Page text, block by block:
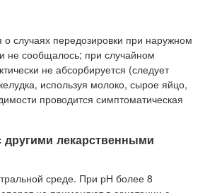
случаях передозировки при наружном
не сообщалось; при случайном
не абсорбируется (следует
используя молоко, сырое яйцо,
проводится симптоматическая
другими лекарственными
среде. При рН более 8